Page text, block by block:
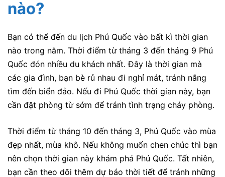
nào?
Bạn có thể đến du lịch Phú Quốc vào bất kì thời gian
nào trong năm. Thời điểm từ tháng 3 đến tháng 9 Phú
Quốc đón nhiều du khách nhất. Đây là thời gian mà
các gia đình, bạn bè rủ nhau đi nghỉ mát, tránh nắng
tìm đến biển đảo. Nếu đi Phú Quốc thời gian này, bạn
cần đặt phòng từ sớm để tránh tình trạng cháy phòng.
Thời điểm từ tháng 10 đến tháng 3, Phú Quốc vào mùa
đẹp nhất, mùa khô. Nếu không muốn chen chúc thì bạn
nên chọn thời gian này khám phá Phú Quốc. Tất nhiên,
bạn cần theo dõi thêm dự báo thời tiết để tránh những